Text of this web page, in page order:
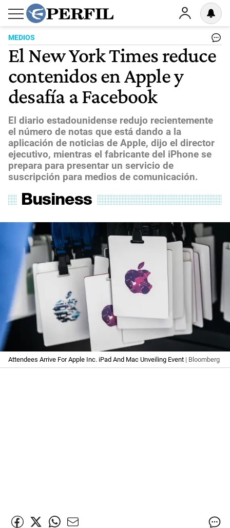
MEDIOS
El New York Times reduce
contenidos en Apple y
desafía a Facebook
El diario estadounidense redujo recientemente
el número de notas que está dando a la
aplicación de noticias de Apple, dijo el director
ejecutivo, mientras el fabricante del iPhone se
prepara para presentar un servicio de
suscripción para medios de comunicación.
Attendees Arrive For Apple Inc. iPad And Mac Unveiling Event | Bloomberg